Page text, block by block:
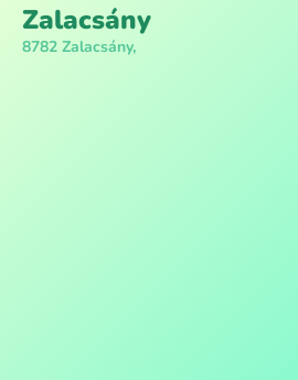
Zalacsány
8782 Zalacsány,